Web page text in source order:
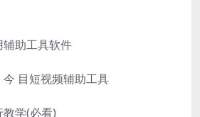
助工具软件
今 目短视频辅助工具
学(必看)